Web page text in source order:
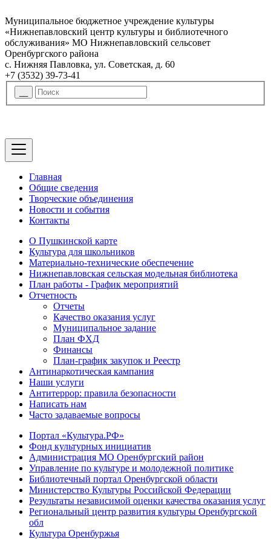
Муниципальное бюджетное учреждение культуры
«Нижнепавловский центр культуры и библиотечного
обслуживания» МО Нижнепавловский сельсовет
Оренбургского района
с. Нижняя Павловка, ул. Советская, д. 60
+7 (3532) 39-73-41
Главная
Общие сведения
Творческие объединения
Новости и события
Контакты
О Пушкинской карте
Культура для школьников
Материально-технические обеспечение
Нижнепавловская сельская модельная библиотека
План работы - График мероприятий
Отчетность
Отчеты
Качество оказания услуг
Муниципальное задание
План ФХД
Финансы
План-график закупок и Реестр
Антинаркотическая кампания
Наши услуги
Антитеррор: правила безопасности
Написать нам
Часто задаваемые вопросы
Портал «Культура.РФ»
Фонд культурных инициатив
Администрация МО Оренбургский район
Управление по культуре и молодежной политике
Библиотечный портал Оренбургской области
Министерство Культуры Российской Федерации
Результаты независимой оценки качества оказания услуг
Региональный центр развития культуры Оренбургской
обл
Культура Оренбуржья